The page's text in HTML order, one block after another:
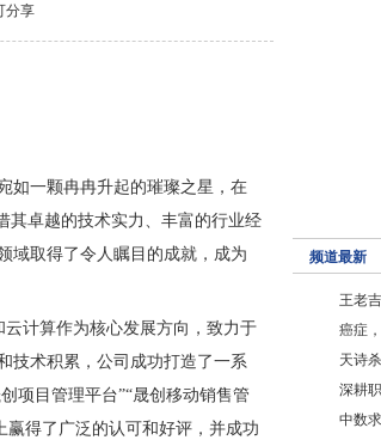
分享
如一颗冉冉升起的璀璨之星，在
其卓越的技术实力、丰富的行业经
域取得了令人瞩目的成就，成为
计算作为核心发展方向，致力于
技术积累，公司成功打造了一系
项目管理平台”“晟创移动销售管
得了广泛的认可和好评，并成功
频道最新
王老
癌症
天诗
深耕
中数